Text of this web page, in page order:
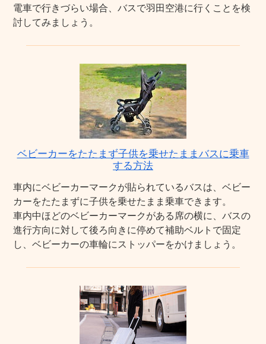
電車で行きづらい場合、バスで羽田空港に行くことを検
討してみましょう。
ベビーカーをたたまず子供を乗せたままバスに乗車
する方法
車内にベビーカーマークが貼られているバスは、ベビー
カーをたたまずに子供を乗せたまま乗車できます。
車内中ほどのベビーカーマークがある席の横に、バスの
進行方向に対して後ろ向きに停めて補助ベルトで固定
し、ベビーカーの車輪にストッパーをかけましょう。